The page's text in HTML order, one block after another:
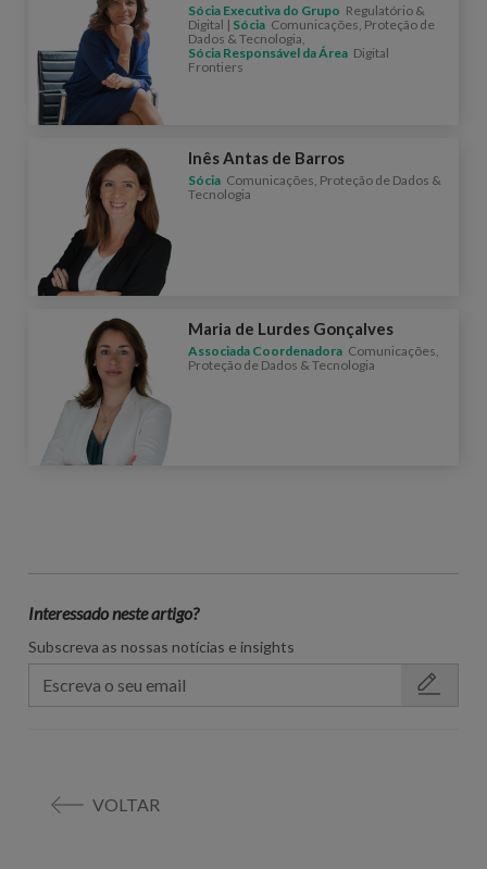
Sócia Executiva do Grupo Regulatório &
Digital | Sócia Comunicações, Proteção de
Dados & Tecnologia,
Sócia Responsável da Área Digital
Frontiers
Inês Antas de Barros
Sócia Comunicações, Proteção de Dados &
Tecnologia
Maria de Lurdes Gonçalves
Associada Coordenadora Comunicações,
Proteção de Dados & Tecnologia
Interessado neste artigo?
Subscreva as nossas notícias e insights
VOLTAR